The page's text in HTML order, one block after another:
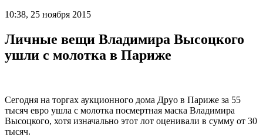
10:38, 25 ноября 2015
Личные вещи Владимира Высоцкого
ушли с молотка в Париже
Сегодня на торгах аукционного дома Друо в Париже за 55
тысяч евро ушла с молотка посмертная маска Владимира
Высоцкого, хотя изначально этот лот оценивали в сумму от 30
тысяч.